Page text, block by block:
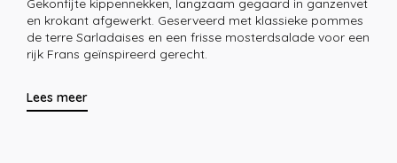
Gekonfijte kippennekken, langzaam gegaard in ganzenvet
en krokant afgewerkt. Geserveerd met klassieke pommes
de terre Sarladaises en een frisse mosterdsalade voor een
rijk Frans geïnspireerd gerecht.
Lees meer